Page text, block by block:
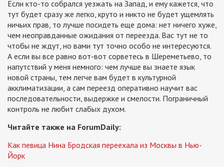
Если кто-то собрался уезжать на Запад, и ему кажется, что
тут будет сразу же легко, круто и никто не будет ущемлять
ничьих прав, то лучше посидеть еще дома: нет ничего хуже,
чем неоправданные ожидания от переезда. Вас тут не то
чтобы не ждут, но вами тут точно особо не интересуются.
А если вы все равно вот-вот сорветесь в Шереметьево, то
напутствий у меня немного: чем лучше вы знаете язык
новой страны, тем легче вам будет в культурной
акклиматизации, а сам переезд оперативно научит вас
последовательности, выдержке и смелости. Пограничный
контроль не любит слабых духом.
Читайте также на ForumDaily:
Как певица Нина Бродская переехала из Москвы в Нью-
Йорк